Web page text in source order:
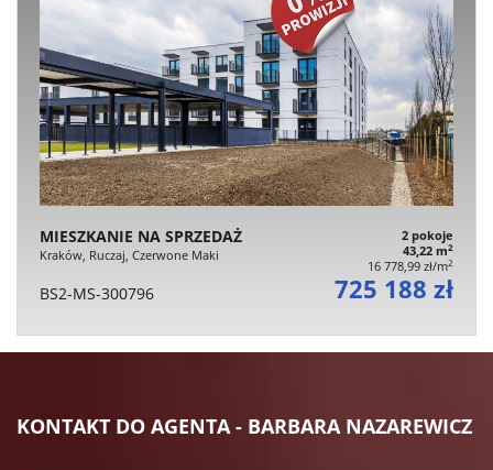
MIESZKANIE NA SPRZEDAŻ
Kraków, Ruczaj, Czerwone Maki
2 pokoje
43,22 m2
16 778,99 zł/m2
BS2-MS-300796 725 188 zł
KONTAKT DO AGENTA - BARBARA NAZAREWICZ